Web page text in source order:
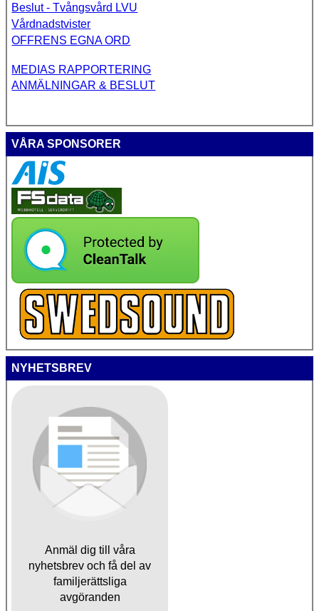
Beslut - Tvångsvård LVU
Vårdnadstvister
OFFRENS EGNA ORD
MEDIAS RAPPORTERING
ANMÄLNINGAR & BESLUT
VÅRA SPONSORER
NYHETSBREV
Anmäl dig till våra
nyhetsbrev och få del av
familjerättsliga
avgöranden